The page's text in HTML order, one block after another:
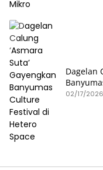
Dagelan
02/17/2026